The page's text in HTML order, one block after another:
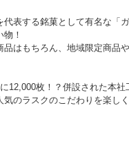
代表する銘菓として有名な「
物！
品はもちろん、地域限定商品
12,000枚！？併設された本
気のラスクのこだわりを楽し